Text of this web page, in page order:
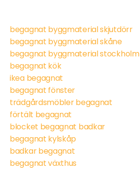
begagnat byggmaterial skjutdörr
begagnat byggmaterial skåne
begagnat byggmaterial stockholm
begagnat kök
ikea begagnat
begagnat fönster
trädgårdsmöbler begagnat
förtält begagnat
blocket begagnat badkar
begagnat kylskåp
badkar begagnat
begagnat växthus